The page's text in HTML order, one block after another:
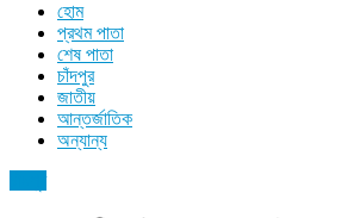
হোম
প্রথম পাতা
শেষ পাতা
চাঁদপুর
জাতীয়
আন্তর্জাতিক
অন্যান্য